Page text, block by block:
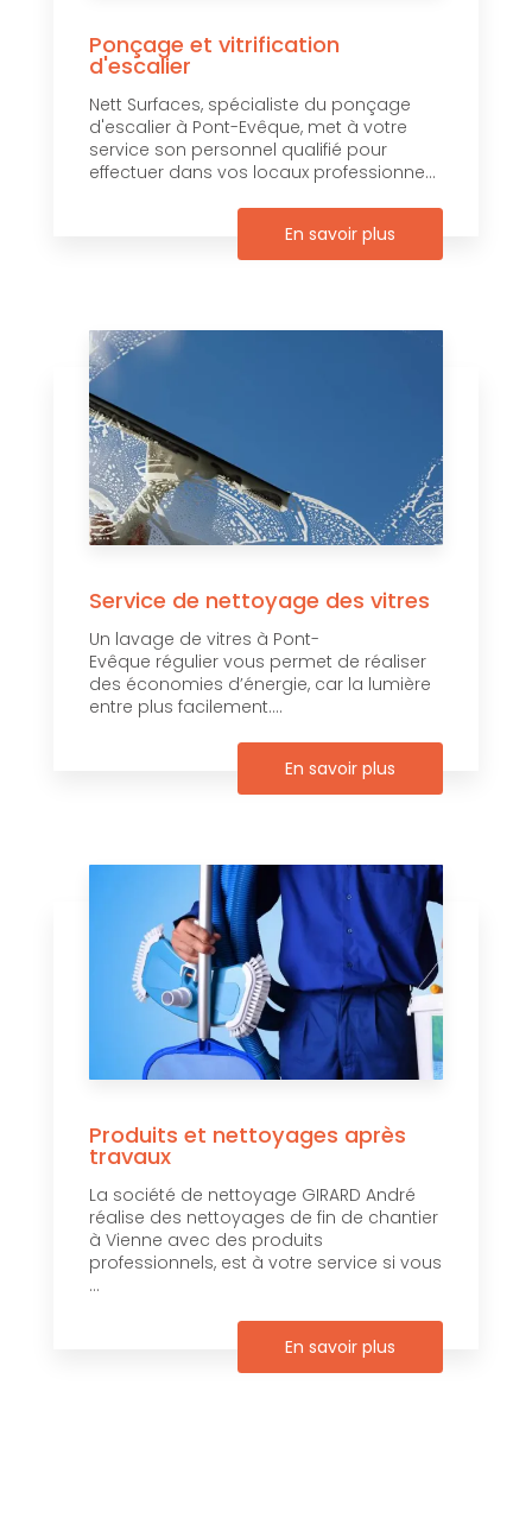
Ponçage et vitrification
d'escalier
Nett Surfaces, spécialiste du ponçage
d'escalier à Pont-Evêque, met à votre
service son personnel qualifié pour
effectuer dans vos locaux professionne...
En savoir plus
Service de nettoyage des vitres
Un lavage de vitres à Pont-
Evêque régulier vous permet de réaliser
des économies d’énergie, car la lumière
entre plus facilement....
En savoir plus
Produits et nettoyages après
travaux
La société de nettoyage GIRARD André
réalise des nettoyages de fin de chantier
à Vienne avec des produits
professionnels, est à votre service si vous
...
En savoir plus